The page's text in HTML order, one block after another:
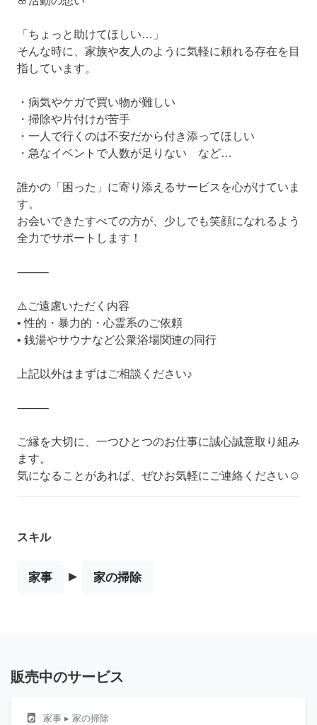
「ちょっと助けてほしい…」
そんな時に、家族や友人のように気軽に頼れる存在を目
指しています。
・病気やケガで買い物が難しい
・掃除や片付けが苦手
・一人で行くのは不安だから付き添ってほしい
・急なイベントで人数が足りない など…
誰かの「困った」に寄り添えるサービスを心がけていま
す。
お会いできたすべての方が、少しでも笑顔になれるよう
全力でサポートします！
⸻
⚠️ご遠慮いただく内容
• 性的・暴力的・心霊系のご依頼
• 銭湯やサウナなど公衆浴場関連の同行
上記以外はまずはご相談ください♪
⸻
ご縁を大切に、一つひとつのお仕事に誠心誠意取り組み
ます。
気になることがあれば、ぜひお気軽にご連絡ください☺️
スキル
家事 ▸ 家の掃除
販売中のサービス
local_laundry_service 家事 ▸ 家の掃除